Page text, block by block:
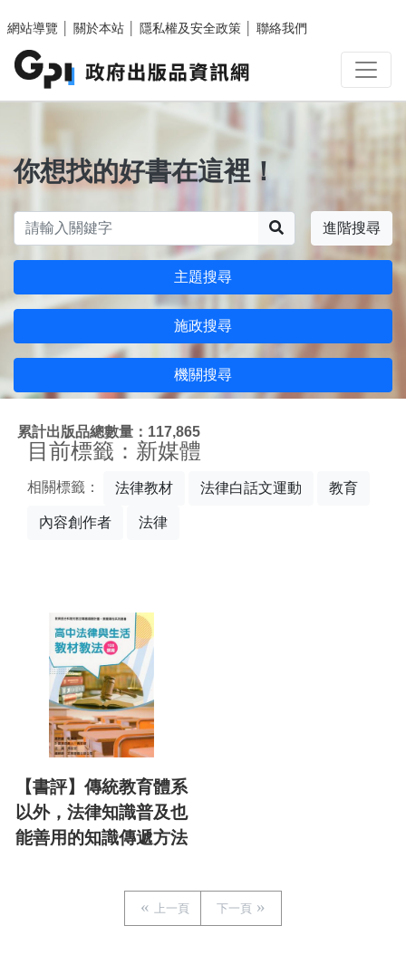
網站導覽
關於本站 隱私權及安全政策 聯絡我們
你想找的好書在這裡！
進階搜尋
主題搜尋
施政搜尋
機關搜尋
累計出版品總數量：117,865
目前標籤：新媒體
相關標籤： 法律教材 法律白話文運動 教育
內容創作者 法律
【書評】傳統教育體系
以外，法律知識普及也
能善用的知識傳遞方法
上一頁 下一頁